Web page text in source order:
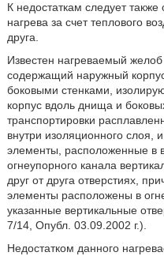
К недостаткам следует
нагрева за счет теплового
друга.
Известен нагреваемый
содержащий наружный
боковыми стенками,
корпус вдоль днища и
транспортировки
внутри изоляционного слоя,
элементы, расположенные в
огнеупорного канала
друг от друга отверстиях,
элементы расположены в
указанные вертикальные
7/14, Опубл. 03.09.2002 г.).
Недостатком данного